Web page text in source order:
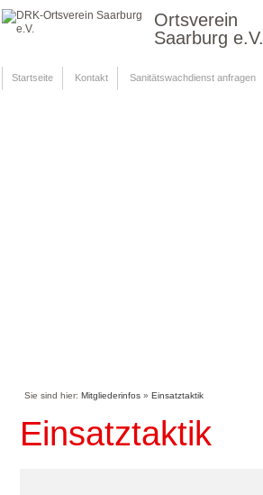
Ortsverein
Saarburg e.V.
Startseite Kontakt Sanitätswachdienst anfragen
Sie sind hier:Mitgliederinfos »Einsatztaktik
Einsatztaktik